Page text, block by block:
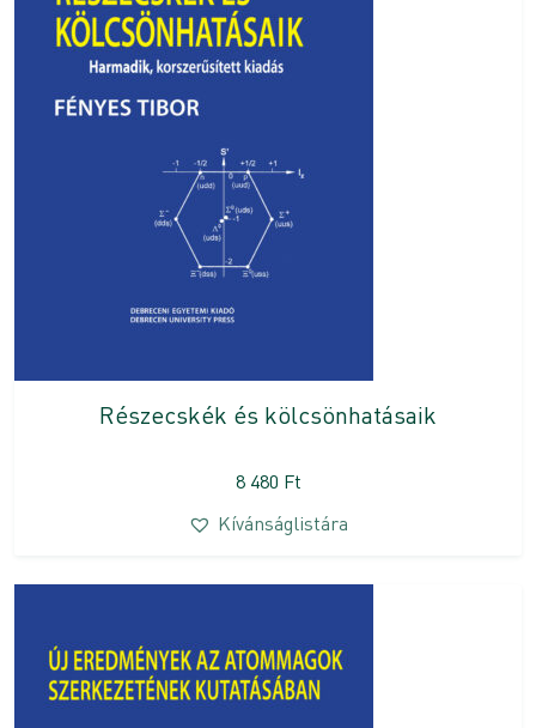
Részecskék és kölcsönhatásaik
8 480 Ft
Kívánságlistára